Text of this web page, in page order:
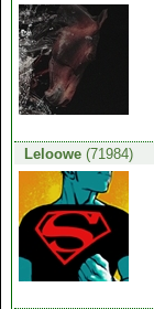
Leloowe(71984)